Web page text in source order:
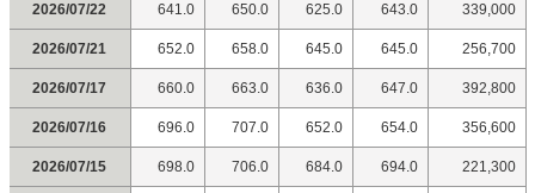
2026/07/22 641.0 650.0 625.0 643.0 339,000
2026/07/21 652.0 658.0 645.0 645.0 256,700
2026/07/17 660.0 663.0 636.0 647.0 392,800
2026/07/16 696.0 707.0 652.0 654.0 356,600
2026/07/15 698.0 706.0 684.0 694.0 221,300